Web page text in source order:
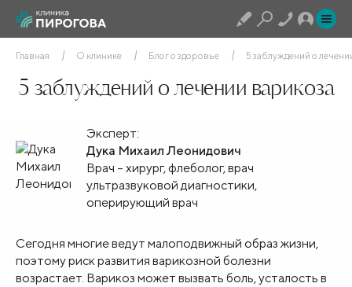
Главная О клинике Блог о здоровье 5 заблуждений о
5 заблуждений о лечении варикоза
Эксперт:
Дука Михаил Леонидович
Врач – хирург, флеболог, врач
ультразвуковой диагностики,
оперирующий врач
Сегодня многие ведут малоподвижный образ жизни,
поэтому риск развития варикозной болезни
возрастает. Варикоз может вызвать боль, усталость в